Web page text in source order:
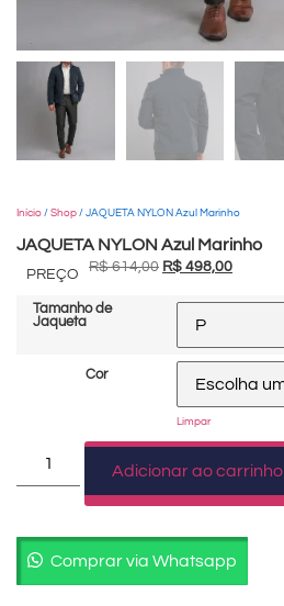
Início / Shop / JAQUETA NYLON Azul Marinho
JAQUETA NYLON Azul Marinho
PREÇO
R$614,00 R$ 498,00
Tamanho de
Jaqueta
Cor
Limpar
Adicionar ao carrinho
Comprar via Whatsapp